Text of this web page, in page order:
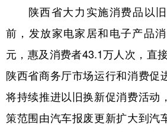
陕西省大力实施消费品以旧
前，发放家电家居和电子产品
元，惠及消费者43.1万人次，直
陕西省商务厅市场运行和消费促
将持续推进以旧换新促消费活动
策范围由汽车报废更新扩大到汽